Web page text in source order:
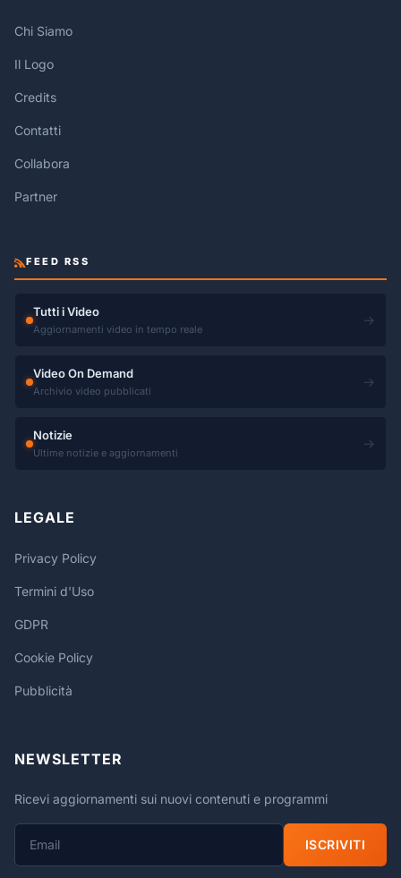
Chi Siamo
Il Logo
Credits
Contatti
Collabora
Partner
FEED RSS
Tutti i Video
Aggiornamenti video in tempo reale
→
Video On Demand
Archivio video pubblicati
→
Notizie
Ultime notizie e aggiornamenti
→
LEGALE
Privacy Policy
Termini d'Uso
GDPR
Cookie Policy
Pubblicità
NEWSLETTER
Ricevi aggiornamenti sui nuovi contenuti e programmi
ISCRIVITI